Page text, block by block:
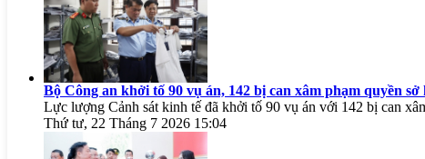
Bộ Công an khởi tố 90 vụ án, 142 bị can xâm phạm quyền
Lực lượng Cảnh sát kinh tế đã khởi tố 90 vụ án với 142 bị can
Thứ tư, 22 Tháng 7 2026 15:04